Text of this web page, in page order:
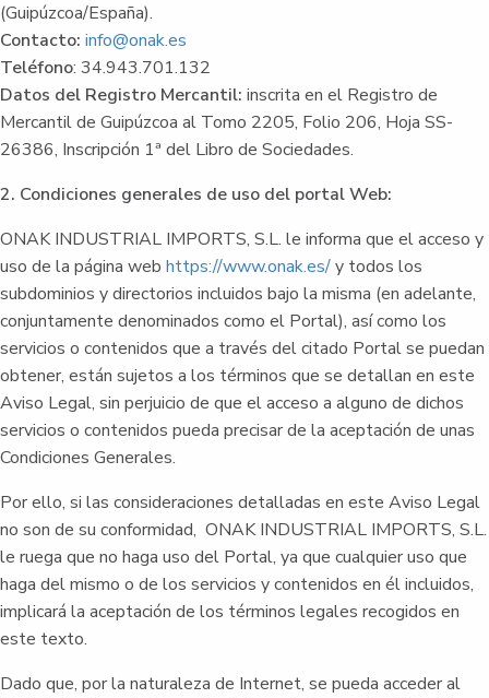
(Guipúzcoa/España).
Contacto: info@onak.es
Teléfono: 34.943.701.132
Datos del Registro Mercantil: inscrita en el Registro de
Mercantil de Guipúzcoa al Tomo 2205, Folio 206, Hoja SS-
26386, Inscripción 1ª del Libro de Sociedades.
2. Condiciones generales de uso del portal Web:
ONAK INDUSTRIAL IMPORTS, S.L. le informa que el acceso y
uso de la página web https://www.onak.es/y todos los
subdominios y directorios incluidos bajo la misma (en adelante,
conjuntamente denominados como el Portal), así como los
servicios o contenidos que a través del citado Portal se puedan
obtener, están sujetos a los términos que se detallan en este
Aviso Legal, sin perjuicio de que el acceso a alguno de dichos
servicios o contenidos pueda precisar de la aceptación de unas
Condiciones Generales.
Por ello, si las consideraciones detalladas en este Aviso Legal
no son de su conformidad, ONAK INDUSTRIAL IMPORTS, S.L.
le ruega que no haga uso del Portal, ya que cualquier uso que
haga del mismo o de los servicios y contenidos en él incluidos,
implicará la aceptación de los términos legales recogidos en
este texto.
Dado que, por la naturaleza de Internet, se pueda acceder al